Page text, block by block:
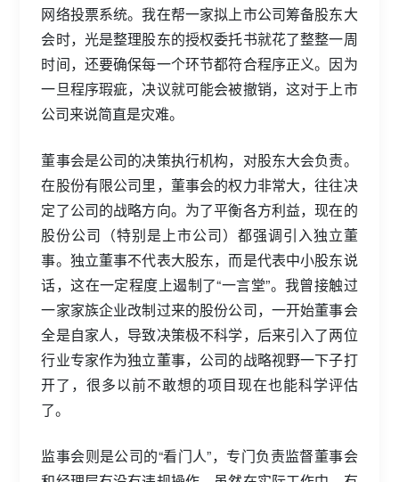
网络投票系统。我在帮一家拟上市公司筹备股东大
会时，光是整理股东的授权委托书就花了整整一周
时间，还要确保每一个环节都符合程序正义。因为
一旦程序瑕疵，决议就可能会被撤销，这对于上市
公司来说简直是灾难。
董事会是公司的决策执行机构，对股东大会负责。
在股份有限公司里，董事会的权力非常大，往往决
定了公司的战略方向。为了平衡各方利益，现在的
股份公司（特别是上市公司）都强调引入独立董
事。独立董事不代表大股东，而是代表中小股东说
话，这在一定程度上遏制了“一言堂”。我曾接触过
一家家族企业改制过来的股份公司，一开始董事会
全是自家人，导致决策极不科学，后来引入了两位
行业专家作为独立董事，公司的战略视野一下子打
开了，很多以前不敢想的项目现在也能科学评估
了。
监事会则是公司的“看门人”，专门负责监督董事会